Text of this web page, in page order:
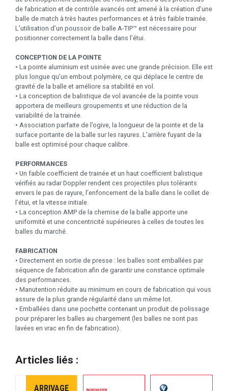
de fabrication et de contrôle avancés ont amené à la création d’une
balle de match à très hautes performances et à très faible trainée.
L’utilisation d’un poussoir de balle A-TIP™ est nécessaire pour
positionner correctement la balle dans l’étui.
CONCEPTION DE LA POINTE
• La pointe aluminium est usinée avec une grande précision. Elle est
plus longue qu’un embout polymère, ce qui déplace le centre de
gravité de la balle et améliore sa stabilité en vol.
• La conception de balistique de vol avancée de la pointe vous
apportera de meilleurs groupements et une réduction de la
variabilité de la trainée.
• Association parfaite de l’ogive, la longueur de la pointe et de la
surface portante de la balle sur les rayures. L’arrière fuyant de la
balle est optimisé pour chaque calibre.
PERFORMANCES
• Un faible coefficient de trainée et un haut coefficient balistique
vérifiés au radar Doppler rendent ces projectiles plus tolérants
envers le pas de rayure, l’enfoncement de la balle dans le collet de
l’étui, et la vitesse initiale.
• La conception AMP de la chemise de la balle apporte une
uniformité et une concentricité supérieures à celles de toutes les
balles du marché.
FABRICATION
• Directement en sortie de presse : les balles sont emballées par
séquence de fabrication afin de garantir une constance optimale
des performances.
• Manutention réduite au minimum en cours de fabrication qui vous
assure de la plus grande régularité dans un même lot.
• Emballées dans une pochette contenant un produit de polissage
pour préparer les balles au chargement (les balles ne sont pas
lavées en vrac en fin de fabrication).
Articles liés :
ARRIVAGE